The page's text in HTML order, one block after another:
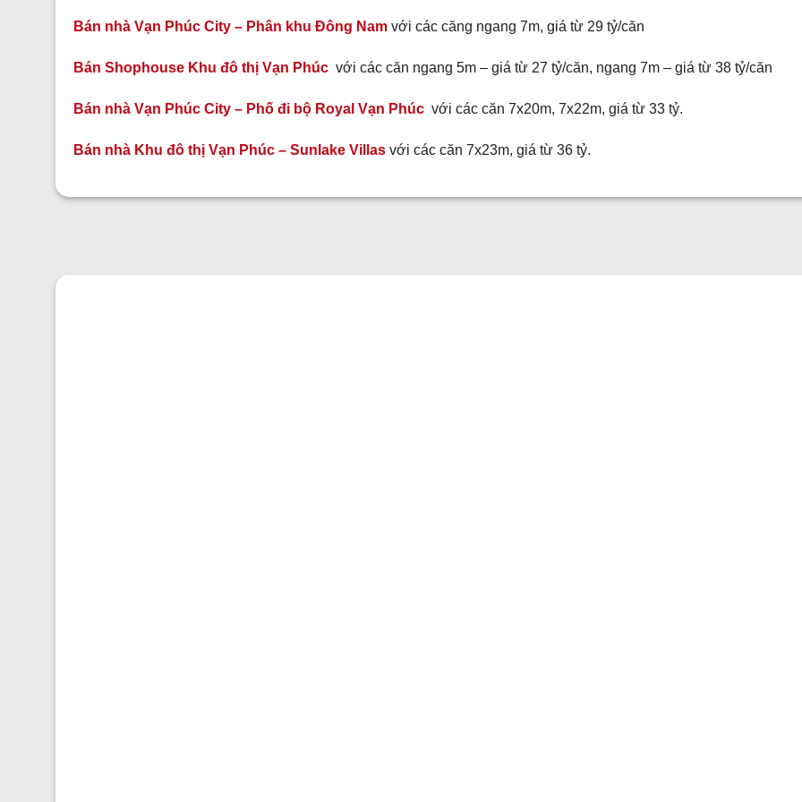
Bán nhà Vạn Phúc City – Phân khu Đông Nam với các căng ngang 7m, giá từ 29 tỷ/căn
Bán Shophouse Khu đô thị Vạn Phúc với các căn ngang 5m – giá từ 27 tỷ/căn, ngang 7m – giá từ 38 tỷ/căn
Bán nhà Vạn Phúc City – Phố đi bộ Royal Vạn Phúc với các căn 7x20m, 7x22m, giá từ 33 tỷ.
Bán nhà Khu đô thị Vạn Phúc – Sunlake Villas với các căn 7x23m, giá từ 36 tỷ.
GỬI YÊU CẦU